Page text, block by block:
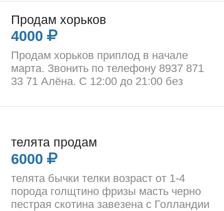
Продам хорьков
4000
Продам хорьков приплод в начале
марта. Звонить по телефону 8937 871
33 71 Алёна. С 12:00 до 21:00 без
телята продам
6000
телята бычки телки возраст от 1-4
порода голщтино фризы масть черно
пестрая скотина завезена с Голландии